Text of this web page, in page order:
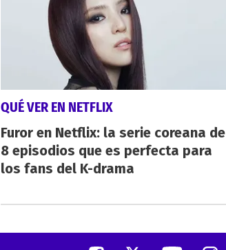
QUÉ VER EN NETFLIX
Furor en Netflix: la serie coreana de
8 episodios que es perfecta para
los fans del K-drama